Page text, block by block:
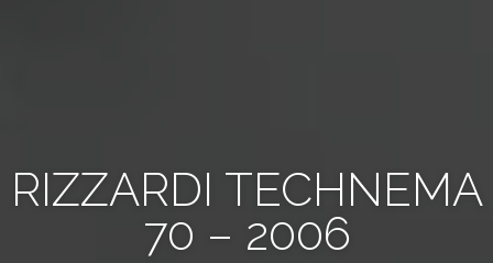
RIZZARDI TECHNEMA
70 – 2006